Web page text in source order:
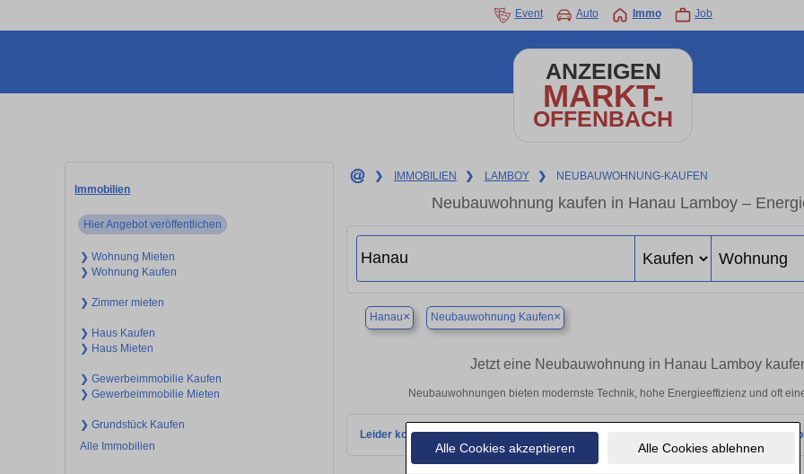
Alle Cookies akzeptieren Alle Cookies ablehnen
Event Auto Immo Job
ANZEIGEN
MARKT-
OFFENBACH
Immobilien
Hier Angebot veröffentlichen
❯ Wohnung Mieten
❯ Wohnung Kaufen
❯ Zimmer mieten
❯ Haus Kaufen
❯ Haus Mieten
❯ Gewerbeimmobilie Kaufen
❯ Gewerbeimmobilie Mieten
❯ Grundstück Kaufen
Alle Immobilien
❯ IMMOBILIEN ❯ LAMBOY ❯ NEUBAUWOHNUNG-KAUFEN
Neubauwohnung kaufen in Hanau Lamboy –
Hanau× Neubauwohnung Kaufen×
Jetzt eine Neubauwohnung in Hanau Lamboy
Neubauwohnungen bieten modernste Technik, hohe Energieeffizienz und oft
Leider konnten wir derzeit keine passenden Objekte finden. Schauen Sie bald wieder